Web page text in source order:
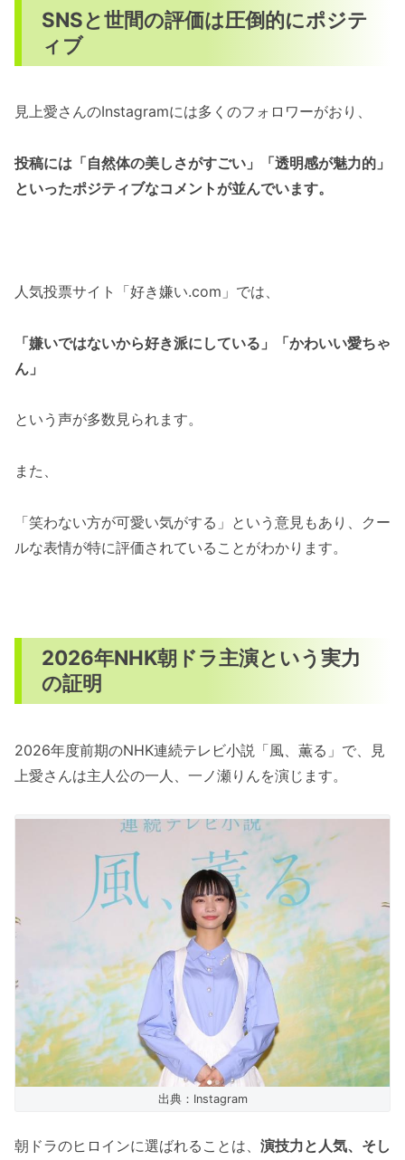
SNSと世間の評価は圧倒的にポジテ
ィブ
見上愛さんのInstagramには多くのフォロワーがおり、
投稿には「自然体の美しさがすごい」「透明感が魅力的」
といったポジティブなコメントが並んでいます。
人気投票サイト「好き嫌い.com」では、
「嫌いではないから好き派にしている」「かわいい愛ちゃ
ん」
という声が多数見られます。
また、
「笑わない方が可愛い気がする」という意見もあり、クー
ルな表情が特に評価されていることがわかります。
2026年NHK朝ドラ主演という実力
の証明
2026年度前期のNHK連続テレビ小説「風、薫る」で、見
上愛さんは主人公の一人、一ノ瀬りんを演じます。
出典：Instagram
朝ドラのヒロインに選ばれることは、 演技力と人気、そし